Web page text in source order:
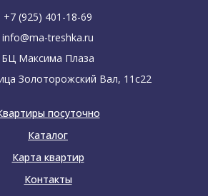
+7 (925) 401-18-69
info@ma-treshka.ru
БЦ Максима Плаза
Золоторожский Вал, 11с22
посуточно
Каталог
Карта квартир
Контакты